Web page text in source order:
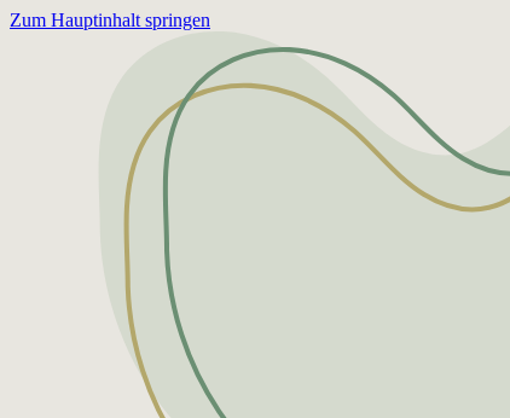
Zum Hauptinhalt springen